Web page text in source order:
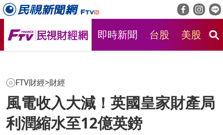
即時新聞 台股 美股
FTV財經>財經
風電收入大減！英國皇家財產局
利潤縮水至12億英鎊